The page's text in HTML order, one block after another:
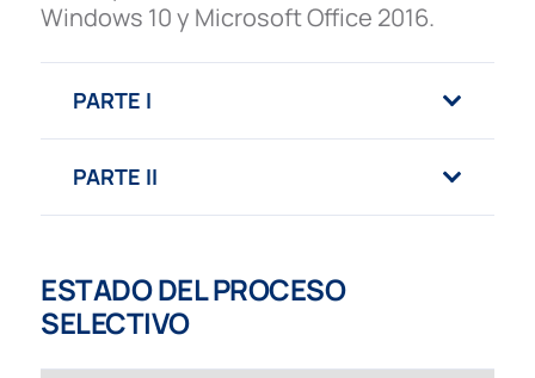
Windows 10 y Microsoft Office 2016.
PARTE I
PARTE II
ESTADO DEL PROCESO
SELECTIVO